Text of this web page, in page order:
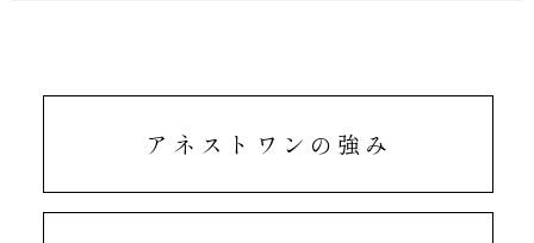
アネストワンの強み